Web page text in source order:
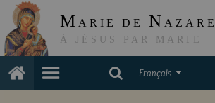
M ARIE DE N
À JÉSUS PAR MARIE
Français